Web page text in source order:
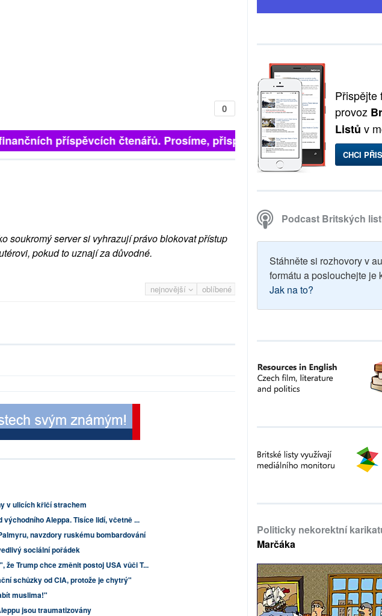
0
příspěvcích čtenářů. Prosíme, přispějte. ➥
soukromý server si vyhrazují právo blokovat přístup
pokud to uznají za důvodné.
nejnovější oblíbené
v ulicích křičí strachem
východního Aleppa. Tisíce lidí, včetně ...
navzdory ruskému bombardování
sociální pořádek
že Trump chce změnit postoj USA vůči T...
schůzky od CIA, protože je chytrý"
muslima!"
jsou traumatizovány
Přispějte
provoz
Listů v
CHCI
Podcast Britských
Stáhněte si rozhovory v
formátu a poslouchejte je
Jak na to?
Politicky nekorektní
Marčáka